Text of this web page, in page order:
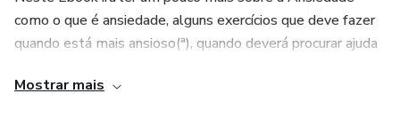
como o que é ansiedade, alguns exercícios que deve fazer
quando está mais ansioso(ª), quando deverá procurar ajuda
Mostrar mais